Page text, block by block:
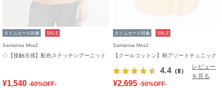
タイムセール対象 SALE
Samansa Mos2
◇【接触冷感】配色ステッチシアーニット
¥1,540 -60%OFF-
タイムセール対象 SALE
Samansa Mos2
【クールコットン】柄アソートチュニック
4.4 （8）
レビュー
を見る
¥2,695 -50%OFF-